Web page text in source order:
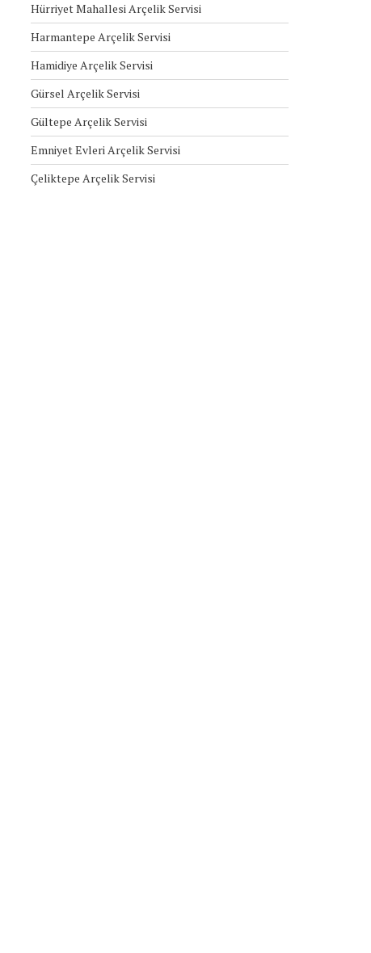
Hürriyet Mahallesi Arçelik Servisi
Harmantepe Arçelik Servisi
Hamidiye Arçelik Servisi
Gürsel Arçelik Servisi
Gültepe Arçelik Servisi
Emniyet Evleri Arçelik Servisi
Çeliktepe Arçelik Servisi